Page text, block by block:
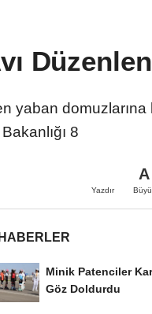
yaban domuzlarına
8
Yazdır
A
Minik Patenciler
Göz Doldurdu